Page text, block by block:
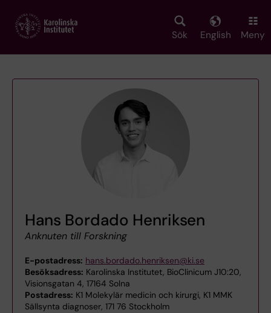
main
Sök English Meny
Hans Bordado Henriksen
Anknuten till Forskning
E-postadress: hans.bordado.henriksen@ki.se
Besöksadress: Karolinska Institutet, BioClinicum J10:20,
Visionsgatan 4, 17164 Solna
Postadress: K1 Molekylär medicin och kirurgi, K1 MMK
Sällsynta diagnoser, 171 76 Stockholm